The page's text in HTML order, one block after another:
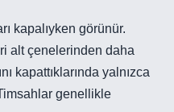
kapalıyken görünür.
alt çenelerinden daha
kapattıklarında yalnızca
genellikle